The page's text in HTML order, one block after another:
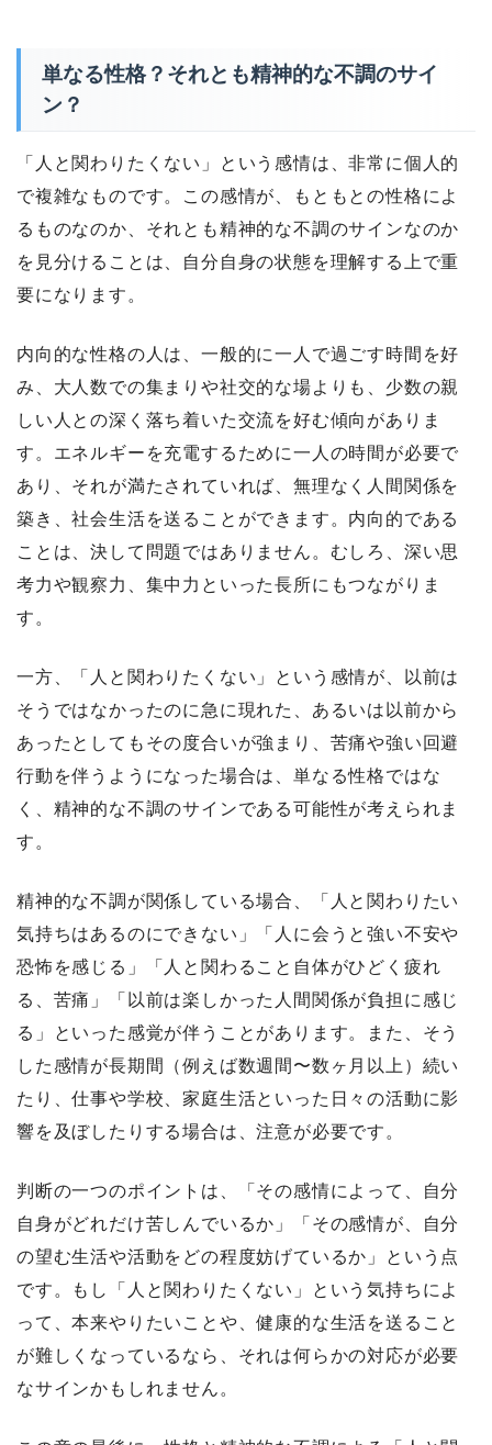
単なる性格？それとも精神的な不調のサイ
ン？
「人と関わりたくない」という感情は、非常に個人的
で複雑なものです。この感情が、もともとの性格によ
るものなのか、それとも精神的な不調のサインなのか
を見分けることは、自分自身の状態を理解する上で重
要になります。
内向的な性格の人は、一般的に一人で過ごす時間を好
み、大人数での集まりや社交的な場よりも、少数の親
しい人との深く落ち着いた交流を好む傾向がありま
す。エネルギーを充電するために一人の時間が必要で
あり、それが満たされていれば、無理なく人間関係を
築き、社会生活を送ることができます。内向的である
ことは、決して問題ではありません。むしろ、深い思
考力や観察力、集中力といった長所にもつながりま
す。
一方、「人と関わりたくない」という感情が、以前は
そうではなかったのに急に現れた、あるいは以前から
あったとしてもその度合いが強まり、苦痛や強い回避
行動を伴うようになった場合は、単なる性格ではな
く、精神的な不調のサインである可能性が考えられま
す。
精神的な不調が関係している場合、「人と関わりたい
気持ちはあるのにできない」「人に会うと強い不安や
恐怖を感じる」「人と関わること自体がひどく疲れ
る、苦痛」「以前は楽しかった人間関係が負担に感じ
る」といった感覚が伴うことがあります。また、そう
した感情が長期間（例えば数週間〜数ヶ月以上）続い
たり、仕事や学校、家庭生活といった日々の活動に影
響を及ぼしたりする場合は、注意が必要です。
判断の一つのポイントは、「その感情によって、自分
自身がどれだけ苦しんでいるか」「その感情が、自分
の望む生活や活動をどの程度妨げているか」という点
です。もし「人と関わりたくない」という気持ちによ
って、本来やりたいことや、健康的な生活を送ること
が難しくなっているなら、それは何らかの対応が必要
なサインかもしれません。